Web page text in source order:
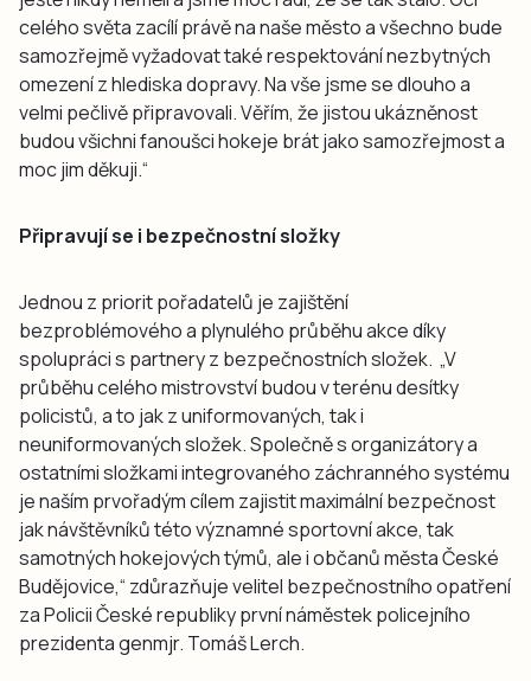
celého světa zacílí právě na naše město a všechno bude
samozřejmě vyžadovat také respektování nezbytných
omezení z hlediska dopravy. Na vše jsme se dlouho a
velmi pečlivě připravovali. Věřím, že jistou ukázněnost
budou všichni fanoušci hokeje brát jako samozřejmost a
moc jim děkuji.“
Připravují se i bezpečnostní složky
Jednou z priorit pořadatelů je zajištění
bezproblémového a plynulého průběhu akce díky
spolupráci s partnery z bezpečnostních složek. „V
průběhu celého mistrovství budou v terénu desítky
policistů, a to jak z uniformovaných, tak i
neuniformovaných složek. Společně s organizátory a
ostatními složkami integrovaného záchranného systému
je naším prvořadým cílem zajistit maximální bezpečnost
jak návštěvníků této významné sportovní akce, tak
samotných hokejových týmů, ale i občanů města České
Budějovice,“ zdůrazňuje velitel bezpečnostního opatření
za Policii České republiky první náměstek policejního
prezidenta genmjr. Tomáš Lerch.